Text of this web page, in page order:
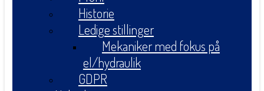
Historie
Ledige stillinger
Mekaniker med fokus på
el/hydraulik
GDPR